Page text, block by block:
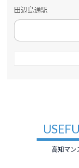
田辺島通駅
高知マン